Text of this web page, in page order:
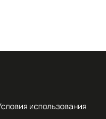
использования